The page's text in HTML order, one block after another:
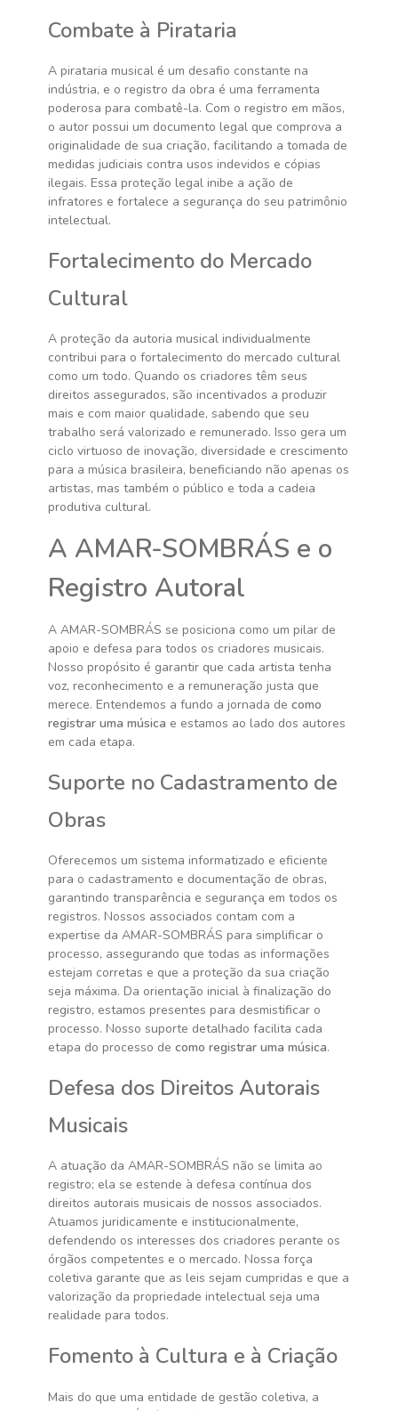
Combate à Pirataria
A pirataria musical é um desafio constante na
indústria, e o registro da obra é uma ferramenta
poderosa para combatê-la. Com o registro em mãos,
o autor possui um documento legal que comprova a
originalidade de sua criação, facilitando a tomada de
medidas judiciais contra usos indevidos e cópias
ilegais. Essa proteção legal inibe a ação de
infratores e fortalece a segurança do seu patrimônio
intelectual.
Fortalecimento do Mercado
Cultural
A proteção da autoria musical individualmente
contribui para o fortalecimento do mercado cultural
como um todo. Quando os criadores têm seus
direitos assegurados, são incentivados a produzir
mais e com maior qualidade, sabendo que seu
trabalho será valorizado e remunerado. Isso gera um
ciclo virtuoso de inovação, diversidade e crescimento
para a música brasileira, beneficiando não apenas os
artistas, mas também o público e toda a cadeia
produtiva cultural.
A AMAR-SOMBRÁS e o
Registro Autoral
A AMAR-SOMBRÁS se posiciona como um pilar de
apoio e defesa para todos os criadores musicais.
Nosso propósito é garantir que cada artista tenha
voz, reconhecimento e a remuneração justa que
merece. Entendemos a fundo a jornada de como
registrar uma música e estamos ao lado dos autores
em cada etapa.
Suporte no Cadastramento de
Obras
Oferecemos um sistema informatizado e eficiente
para o cadastramento e documentação de obras,
garantindo transparência e segurança em todos os
registros. Nossos associados contam com a
expertise da AMAR-SOMBRÁS para simplificar o
processo, assegurando que todas as informações
estejam corretas e que a proteção da sua criação
seja máxima. Da orientação inicial à finalização do
registro, estamos presentes para desmistificar o
processo. Nosso suporte detalhado facilita cada
etapa do processo de como registrar uma música.
Defesa dos Direitos Autorais
Musicais
A atuação da AMAR-SOMBRÁS não se limita ao
registro; ela se estende à defesa contínua dos
direitos autorais musicais de nossos associados.
Atuamos juridicamente e institucionalmente,
defendendo os interesses dos criadores perante os
órgãos competentes e o mercado. Nossa força
coletiva garante que as leis sejam cumpridas e que a
valorização da propriedade intelectual seja uma
realidade para todos.
Fomento à Cultura e à Criação
Mais do que uma entidade de gestão coletiva, a